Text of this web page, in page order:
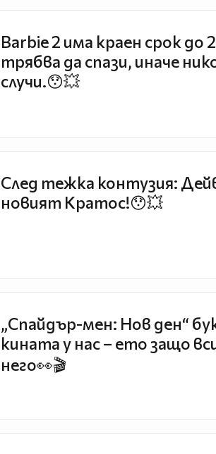
Barbie 2 има краен срок до
трябва да спази, иначе
случи.😯💥
След тежка контузия:
новият Кратос!😯💥
„Спайдър-мен: Нов ден“
кината у нас – ето защо
него👀🎬